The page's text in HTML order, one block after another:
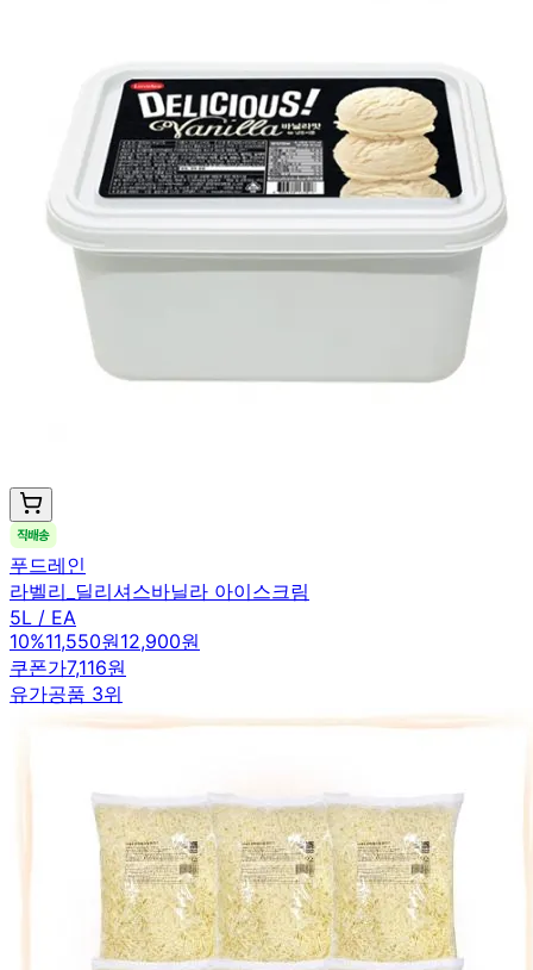
푸드레인
라벨리_딜리셔스바닐라 아이스크림
5L / EA
10%11,550원12,900원
쿠폰가7,116원
유가공품 3위